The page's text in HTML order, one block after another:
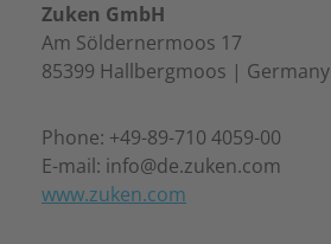
Zuken GmbH
Am Söldernermoos 17
85399 Hallbergmoos | Germany
Phone: +49-89-710 4059-00
E-mail: info@de.zuken.com
www.zuken.com